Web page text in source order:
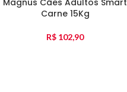
Magnus Cães Adultos Smart
Carne 15Kg
R$ 102,90